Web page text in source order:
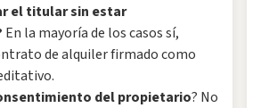
el titular sin estar
En la mayoría de los casos sí,
de alquiler firmado como
del propietario? No